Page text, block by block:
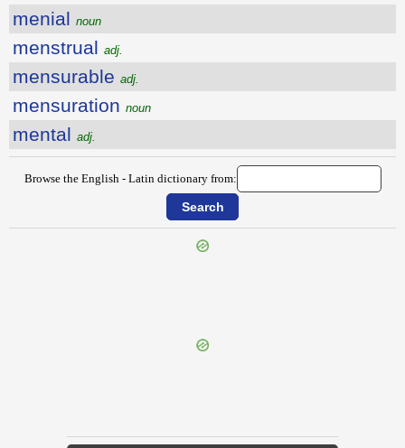
menial noun
menstrual adj.
mensurable adj.
mensuration noun
mental adj.
Browse the English - Latin dictionary from: